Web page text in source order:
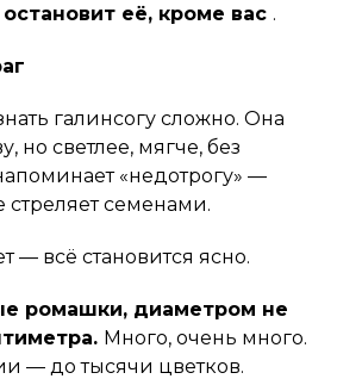
её, кроме вас .
галинсогу сложно. Она
но светлее, мягче, без
«недотрогу» —
стреляет семенами.
— всё становится ясно.
ромашки, диаметром не
Много, очень много.
— до тысячи цветков.